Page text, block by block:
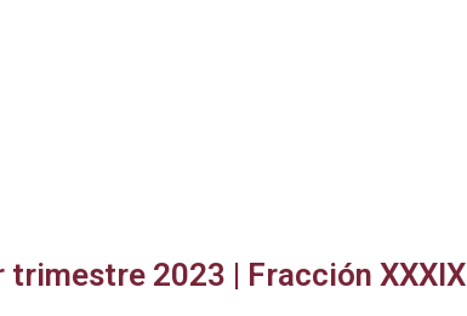
trimestre 2023 | Fracción XXXIX